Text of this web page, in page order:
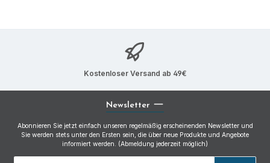
Kostenloser Versand ab 49€
Newsletter
Abonnieren Sie jetzt einfach unseren regelmäßig erscheinenden Newsletter und
Sie werden stets unter den Ersten sein, die über neue Produkte und Angebote
informiert werden. (Abmeldung jederzeit möglich)